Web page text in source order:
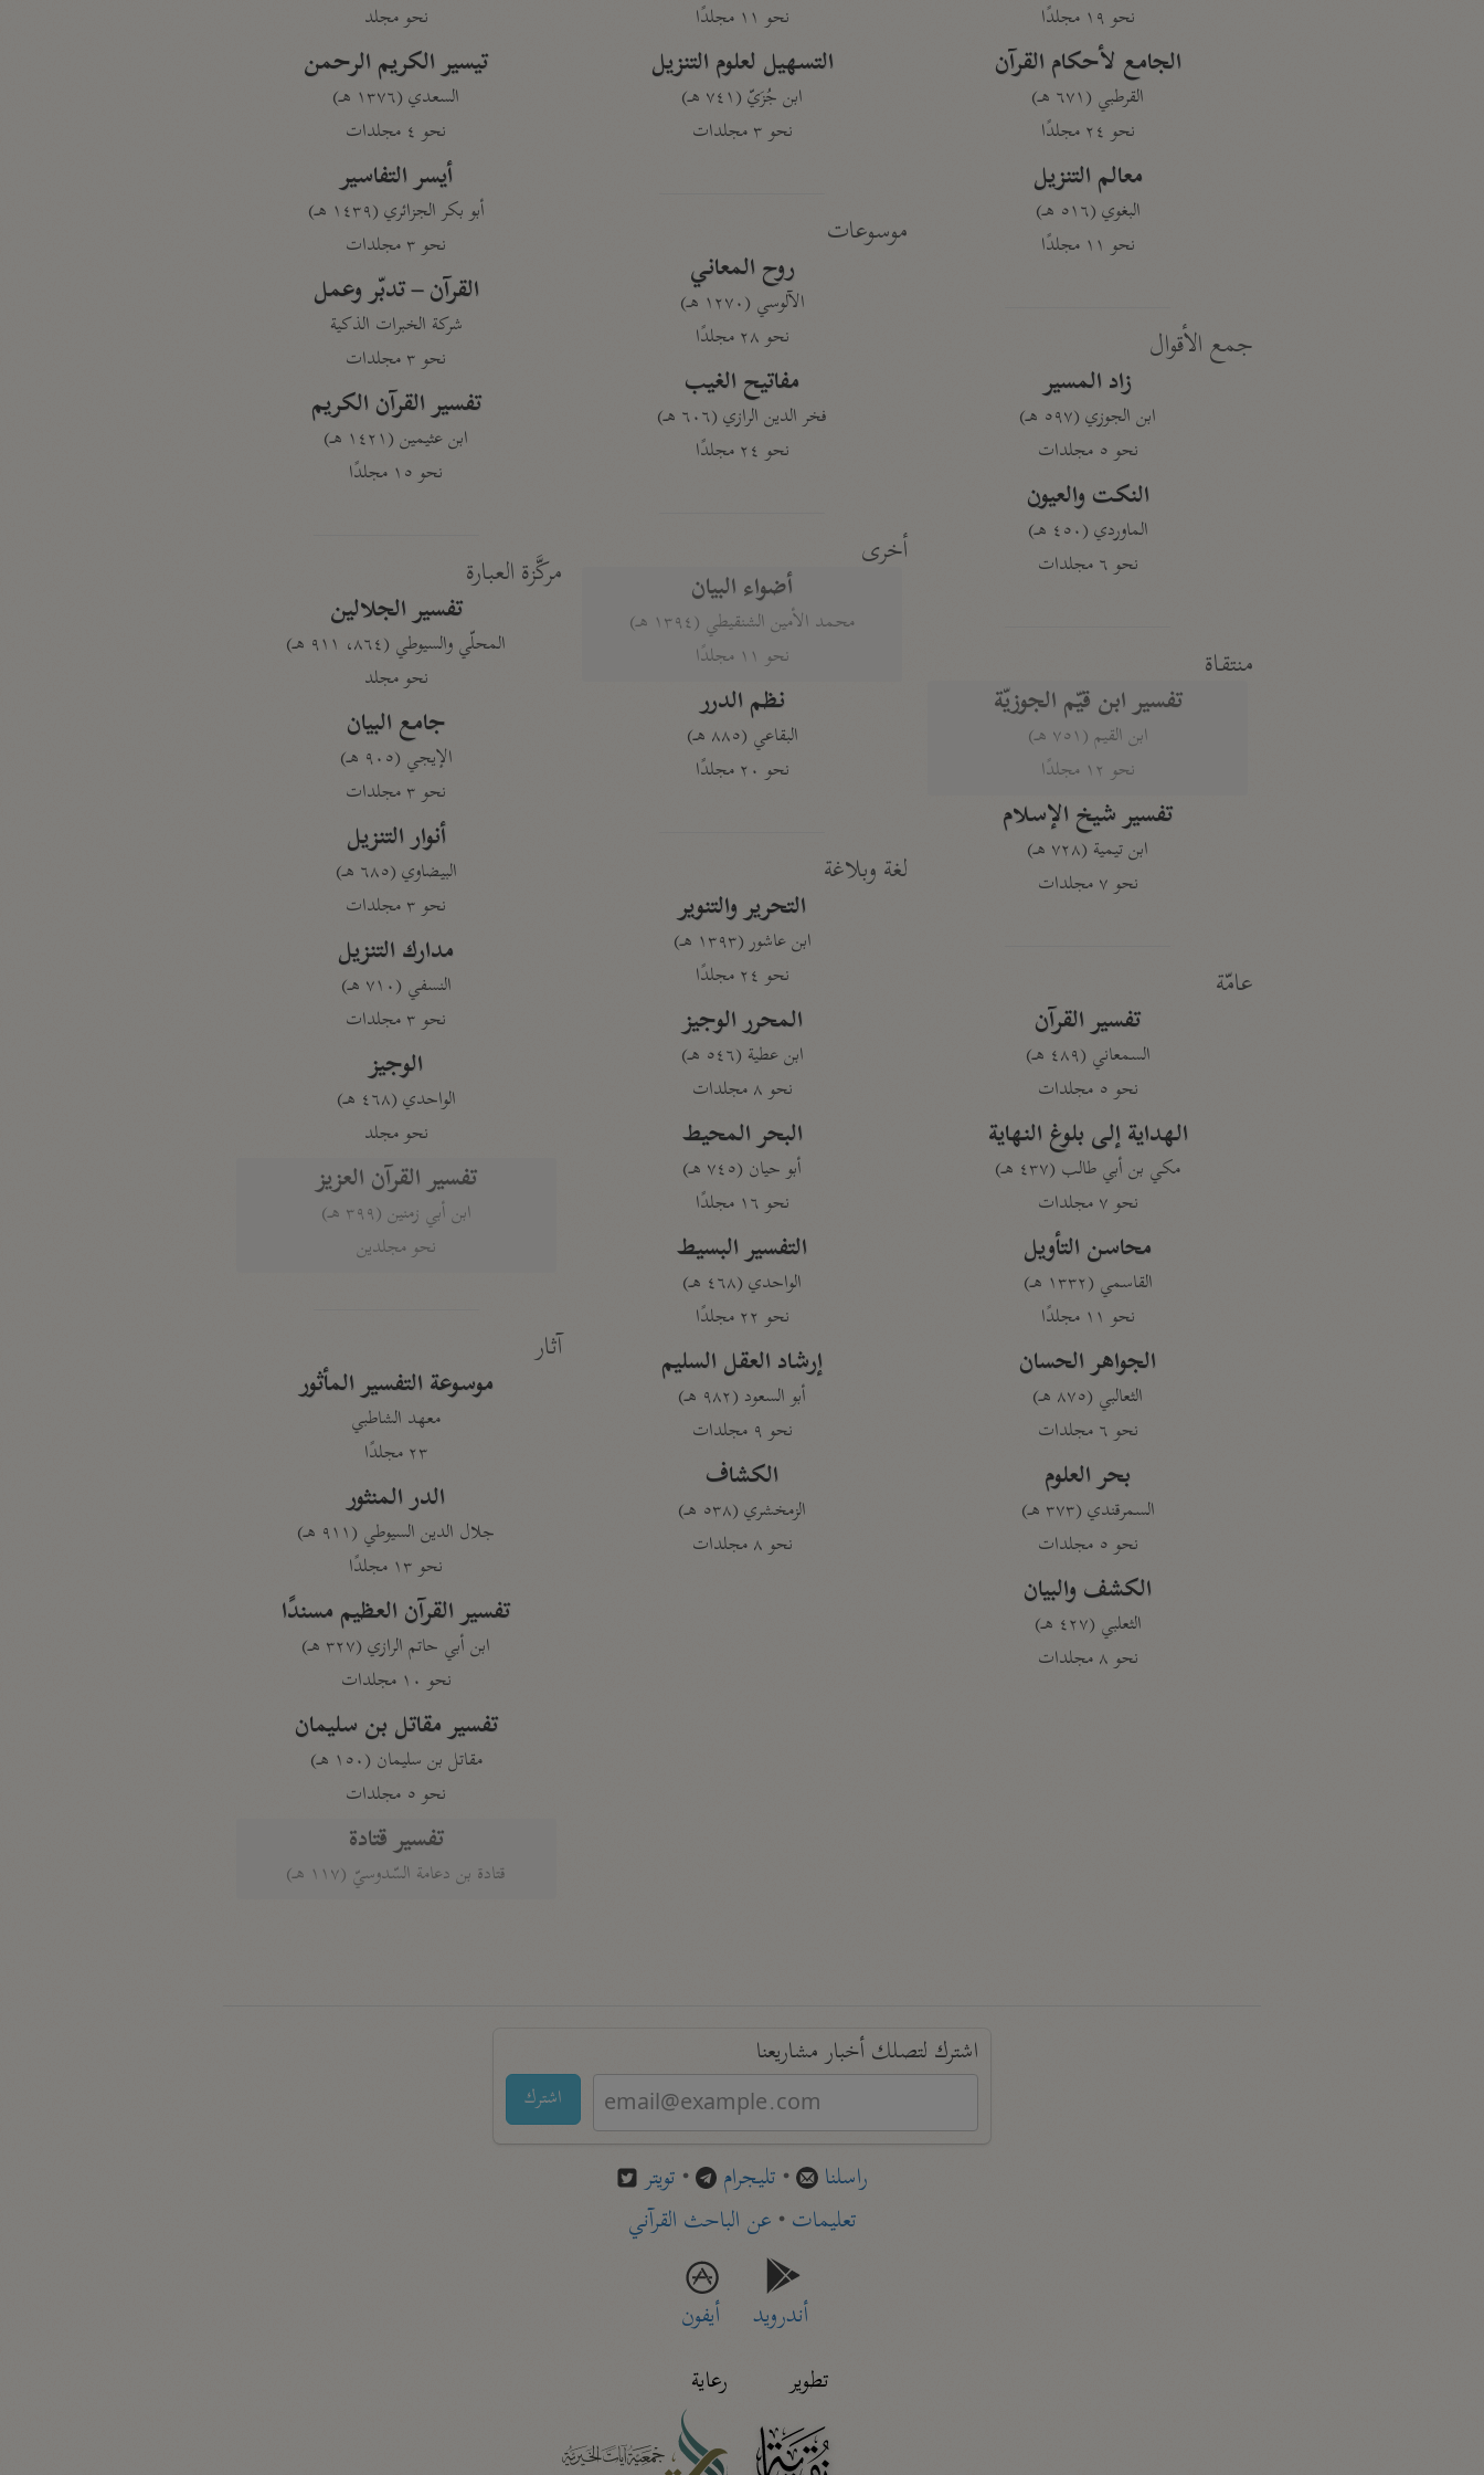
نحو ١٩ مجلدًا
الجامع لأحكام القرآن
القرطبي (٦٧١ هـ)
نحو ٢٤ مجلدًا
معالم التنزيل
البغوي (٥١٦ هـ)
نحو ١١ مجلدًا
جمع الأقوال
زاد المسير
ابن الجوزي (٥٩٧ هـ)
نحو ٥ مجلدات
النكت والعيون
الماوردي (٤٥٠ هـ)
نحو ٦ مجلدات
منتقاة
تفسير ابن قيّم الجوزيّة
ابن القيم (٧٥١ هـ)
نحو ١٢ مجلدًا
تفسير شيخ الإسلام
ابن تيمية (٧٢٨ هـ)
نحو ٧ مجلدات
عامّة
تفسير القرآن
السمعاني (٤٨٩ هـ)
نحو ٥ مجلدات
الهداية إلى بلوغ النهاية
مكي بن أبي طالب (٤٣٧ هـ)
نحو ٧ مجلدات
محاسن التأويل
القاسمي (١٣٣٢ هـ)
نحو ١١ مجلدًا
الجواهر الحسان
الثعالبي (٨٧٥ هـ)
نحو ٦ مجلدات
بحر العلوم
السمرقندي (٣٧٣ هـ)
نحو ٥ مجلدات
الكشف والبيان
الثعلبي (٤٢٧ هـ)
نحو ٨ مجلدات
نحو ١١ مجلدًا
التسهيل لعلوم التنزيل
ابن جُزَيّ (٧٤١ هـ)
نحو ٣ مجلدات
موسوعات
روح المعاني
الآلوسي (١٢٧٠ هـ)
نحو ٢٨ مجلدًا
مفاتيح الغيب
فخر الدين الرازي (٦٠٦ هـ)
نحو ٢٤ مجلدًا
أخرى
أضواء البيان
محمد الأمين الشنقيطي (١٣٩٤ هـ)
نحو ١١ مجلدًا
نظم الدرر
البقاعي (٨٨٥ هـ)
نحو ٢٠ مجلدًا
لغة وبلاغة
التحرير والتنوير
ابن عاشور (١٣٩٣ هـ)
نحو ٢٤ مجلدًا
المحرر الوجيز
ابن عطية (٥٤٦ هـ)
نحو ٨ مجلدات
البحر المحيط
أبو حيان (٧٤٥ هـ)
نحو ١٦ مجلدًا
التفسير البسيط
الواحدي (٤٦٨ هـ)
نحو ٢٢ مجلدًا
إرشاد العقل السليم
أبو السعود (٩٨٢ هـ)
نحو ٩ مجلدات
الكشاف
الزمخشري (٥٣٨ هـ)
نحو ٨ مجلدات
نحو مجلد
تيسير الكريم الرحمن
السعدي (١٣٧٦ هـ)
نحو ٤ مجلدات
أيسر التفاسير
أبو بكر الجزائري (١٤٣٩ هـ)
نحو ٣ مجلدات
القرآن – تدبّر وعمل
شركة الخبرات الذكية
نحو ٣ مجلدات
تفسير القرآن الكريم
ابن عثيمين (١٤٢١ هـ)
نحو ١٥ مجلدًا
مركَّزة العبارة
تفسير الجلالين
المحلّي والسيوطي (٨٦٤، ٩١١ هـ)
نحو مجلد
جامع البيان
الإيجي (٩٠٥ هـ)
نحو ٣ مجلدات
أنوار التنزيل
البيضاوي (٦٨٥ هـ)
نحو ٣ مجلدات
مدارك التنزيل
النسفي (٧١٠ هـ)
نحو ٣ مجلدات
الوجيز
الواحدي (٤٦٨ هـ)
نحو مجلد
تفسير القرآن العزيز
ابن أبي زمنين (٣٩٩ هـ)
نحو مجلدين
آثار
موسوعة التفسير المأثور
معهد الشاطبي
٢٣ مجلدًا
الدر المنثور
جلال الدين السيوطي (٩١١ هـ)
نحو ١٣ مجلدًا
تفسير القرآن العظيم مسندًا
ابن أبي حاتم الرازي (٣٢٧ هـ)
نحو ١٠ مجلدات
تفسير مقاتل بن سليمان
مقاتل بن سليمان (١٥٠ هـ)
نحو ٥ مجلدات
تفسير قتادة
قتادة بن دعامة السّدوسيّ (١١٧ هـ)
اشترك لتصلك أخبار مشاريعنا
اشترك
راسلنا • تليجرام • تويتر
تعليمات• عن الباحث القرآني
أندرويد
أيفون
تطوير
رعاية